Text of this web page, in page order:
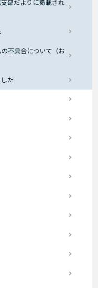
部だよりに掲載され
不具合について（お
た